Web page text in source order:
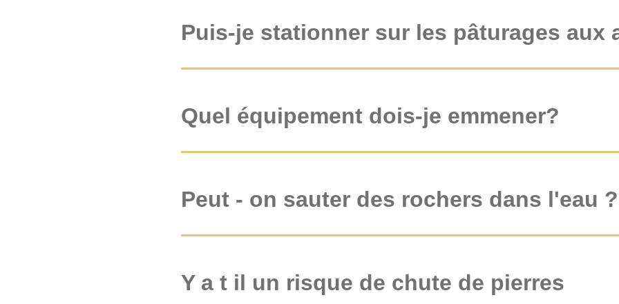
Puis-je stationner sur les pâturages aux
Quel équipement dois-je emmener?
Peut - on sauter des rochers dans l'eau ?
Y a t il un risque de chute de pierres